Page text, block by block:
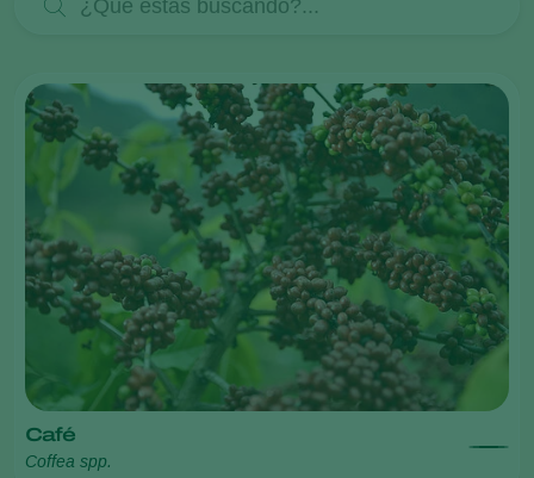
Café
Coffea spp.